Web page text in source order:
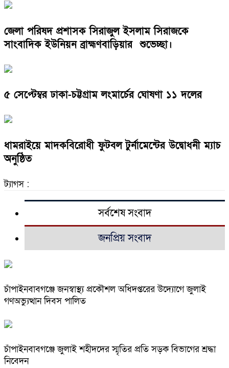
জেলা পরিষদ প্রশাসক সিরাজুল ইসলাম সিরাজকে
সাংবাদিক ইউনিয়ন ব্রাহ্মণবাড়িয়ার শুভেচ্ছা।
৫ সেপ্টেম্বর ঢাকা-চট্টগ্রাম লংমার্চের ঘোষণা ১১ দলের
ধামরাইয়ে মাদকবিরোধী ফুটবল টুর্নামেন্টের উদ্বোধনী ম্যাচ
অনুষ্ঠিত
ট্যাগস :
সর্বশেষ সংবাদ
জনপ্রিয় সংবাদ
চাঁপাইনবাবগঞ্জে জনস্বাস্থ্য প্রকৌশল অধিদপ্তরের উদ্যোগে জুলাই
গণঅভ্যুত্থান দিবস পালিত
চাঁপাইনবাবগঞ্জে জুলাই শহীদদের স্মৃতির প্রতি সড়ক বিভাগের শ্রদ্ধা
নিবেদন